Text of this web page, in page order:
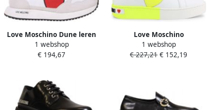
Love Moschino Dune leren
sneakers wit rood
1 webshop
€ 194,67
Love Moschino
Sportschoenen Vrouw
JA15023G1AIF white
1 webshop
€ 227,21 € 152,19